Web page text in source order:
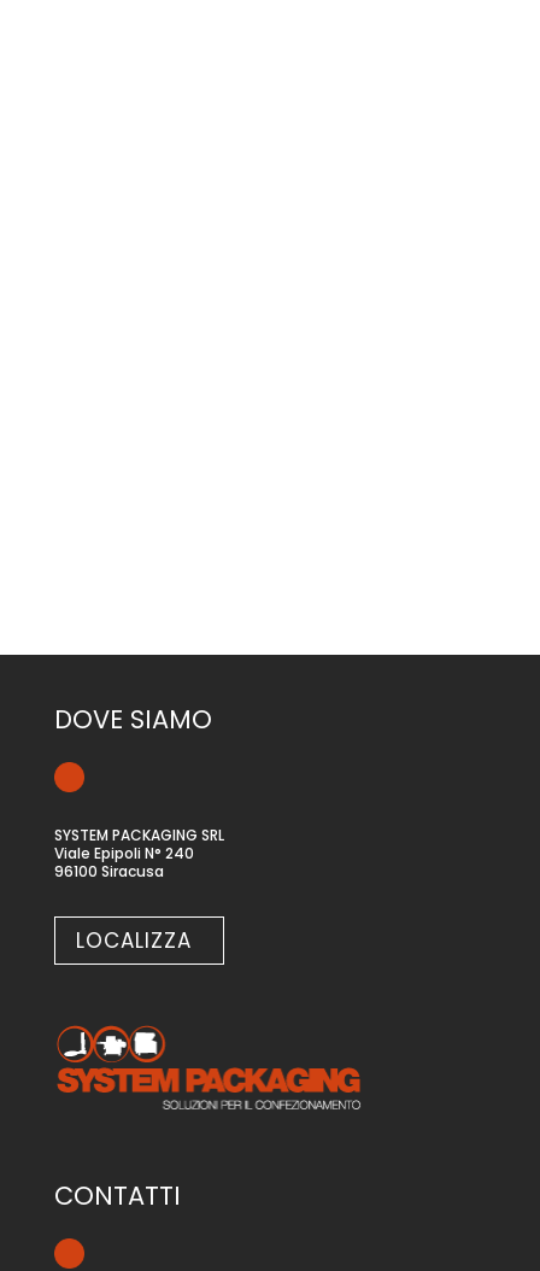
DOVE SIAMO
SYSTEM PACKAGING SRL
Viale Epipoli N° 240
96100 Siracusa
LOCALIZZA
CONTATTI